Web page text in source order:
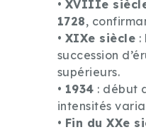
• XVIIIe
1728,
• XIXe siècle :
succession
supérieurs.
• 1934 : début
intensités
• Fin du XXe